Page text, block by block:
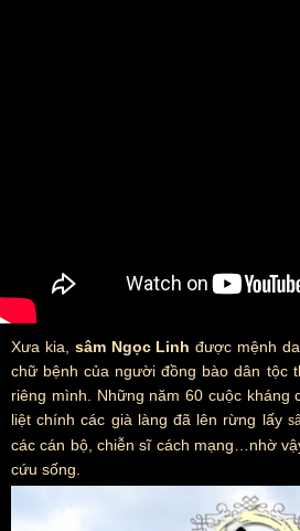
Xưa kia, sâm Ngọc Linh được mệnh
chữ bệnh của người đồng bào dân tộc
riêng mình. Những năm 60 cuộc kháng
liệt chính các già làng đã lên rừng lấy
các cán bộ, chiễn sĩ cách mạng…nhờ
cứu sống.